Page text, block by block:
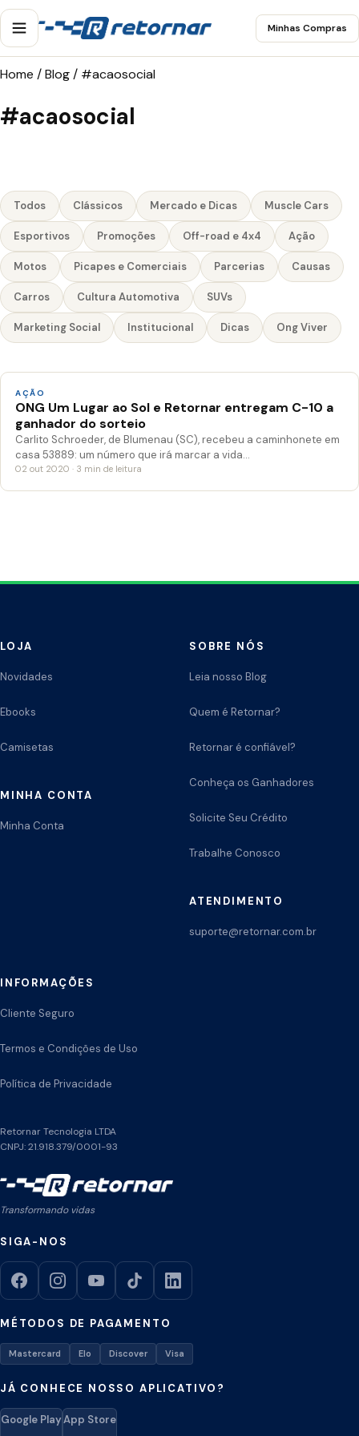
Minhas Compras
Home /Blog/ #acaosocial
#acaosocial
Todos Clássicos Mercado e Dicas Muscle Cars
Esportivos Promoções Off-road e 4x4 Ação
Motos Picapes e Comerciais Parcerias Causas
Carros Cultura Automotiva SUVs
Marketing Social Institucional Dicas Ong Viver
AÇÃO
ONG Um Lugar ao Sol e Retornar entregam C-10 a
ganhador do sorteio
Carlito Schroeder, de Blumenau (SC), recebeu a caminhonete em
casa 53889: um número que irá marcar a vida…
02 out 2020 · 3 min de leitura
LOJA
Novidades
Ebooks
Camisetas
MINHA CONTA
Minha Conta
SOBRE NÓS
Leia nosso Blog
Quem é Retornar?
Retornar é confiável?
Conheça os Ganhadores
Solicite Seu Crédito
Trabalhe Conosco
ATENDIMENTO
suporte@retornar.com.br
INFORMAÇÕES
Cliente Seguro
Termos e Condições de Uso
Política de Privacidade
Retornar Tecnologia LTDA
CNPJ: 21.918.379/0001-93
Transformando vidas
SIGA-NOS
MÉTODOS DE PAGAMENTO
Mastercard Elo Discover Visa
JÁ CONHECE NOSSO APLICATIVO?
Google PlayApp Store